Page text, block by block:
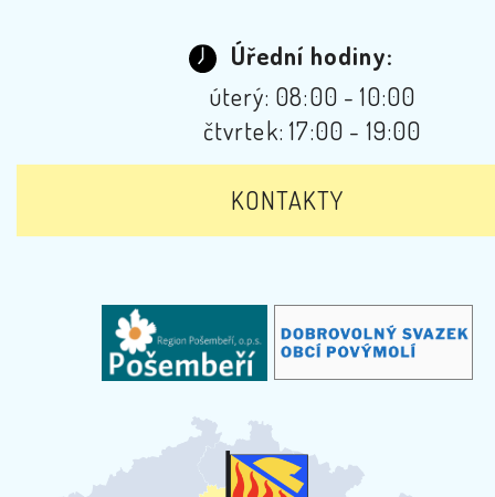
Úřední hodiny:
úterý: 08:00 - 10:00
čtvrtek: 17:00 - 19:00
KONTAKTY